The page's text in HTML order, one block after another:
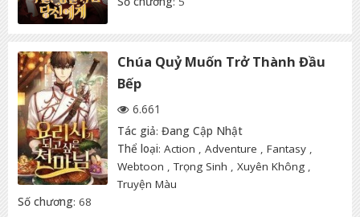
Chúa Quỷ Muốn Trở Thành Đầu
Bếp
6.661
Tác giả: Đang Cập Nhật
Thể loại: Action , Adventure , Fantasy ,
Webtoon ,Trọng Sinh , Xuyên Không ,
Truyện Màu
Số chương: 68